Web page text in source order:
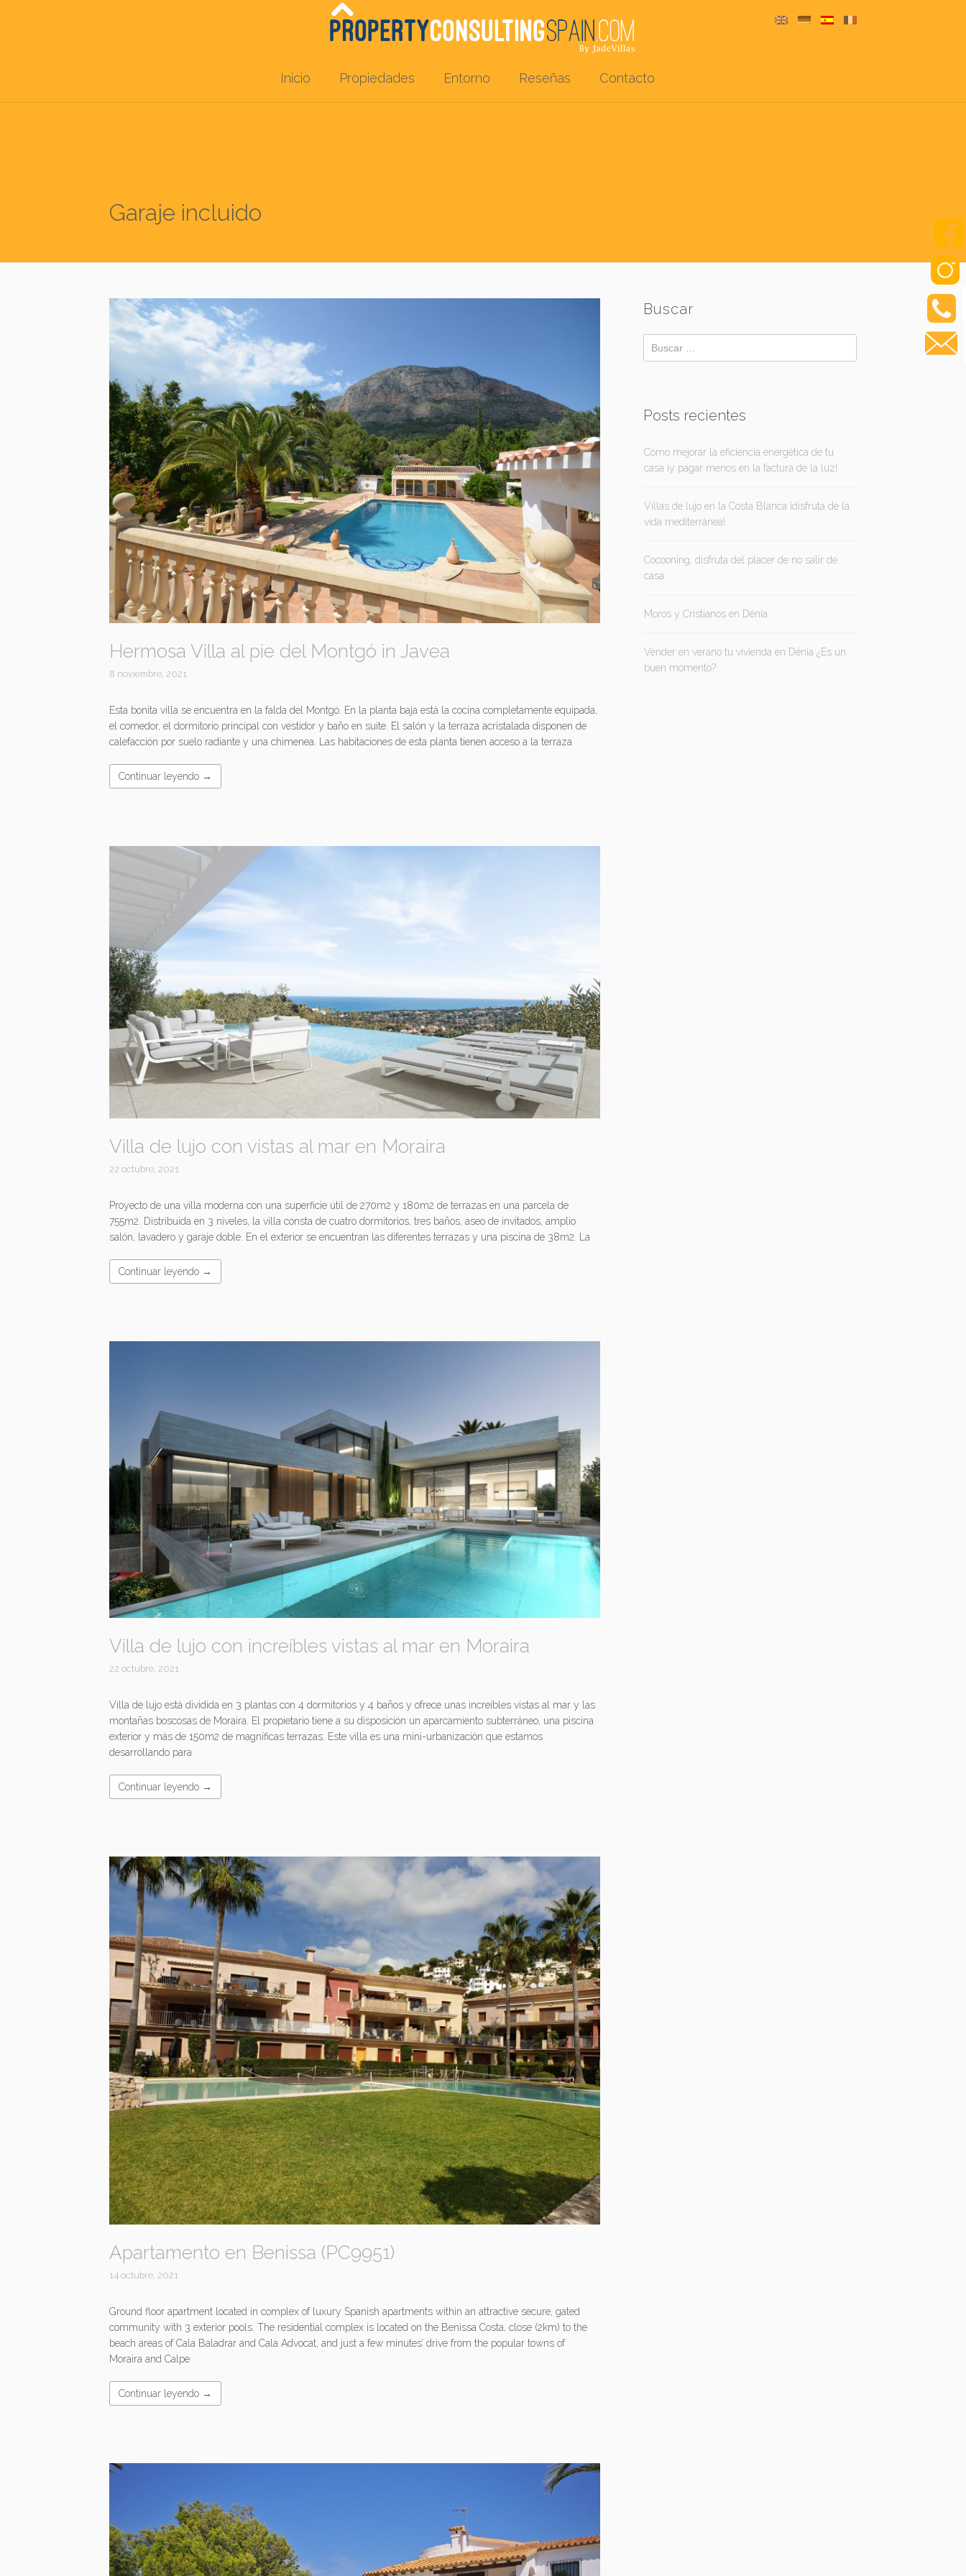
Inicio Propiedades Entorno Reseñas Contacto
Garaje incluido
Hermosa Villa al pie del Montgó in Javea
8 noviembre, 2021
Esta bonita villa se encuentra en la falda del Montgó. En la planta baja está la cocina completamente equipada,
el comedor, el dormitorio principal con vestidor y baño en suite. El salón y la terraza acristalada disponen de
calefacción por suelo radiante y una chimenea. Las habitaciones de esta planta tienen acceso a la terraza
Continuar leyendo →
Villa de lujo con vistas al mar en Moraira
22 octubre, 2021
Proyecto de una villa moderna con una superficie útil de 270m2 y 180m2 de terrazas en una parcela de
755m2. Distribuida en 3 niveles, la villa consta de cuatro dormitorios, tres baños, aseo de invitados, amplio
salón, lavadero y garaje doble. En el exterior se encuentran las diferentes terrazas y una piscina de 38m2. La
Continuar leyendo →
Villa de lujo con increíbles vistas al mar en Moraira
22 octubre, 2021
Villa de lujo está dividida en 3 plantas con 4 dormitorios y 4 baños y ofrece unas increíbles vistas al mar y las
montañas boscosas de Moraira. El propietario tiene a su disposición un aparcamiento subterráneo, una piscina
exterior y más de 150m2 de magníficas terrazas. Este villa es una mini-urbanización que estamos
desarrollando para
Continuar leyendo →
Apartamento en Benissa (PC9951)
14 octubre, 2021
Ground floor apartment located in complex of luxury Spanish apartments within an attractive secure, gated
community with 3 exterior pools. The residential complex is located on the Benissa Costa, close (2km) to the
beach areas of Cala Baladrar and Cala Advocat, and just a few minutes’ drive from the popular towns of
Moraira and Calpe
Continuar leyendo →
Buscar
Posts recientes
Cómo mejorar la eficiencia energética de tu
casa ¡y pagar menos en la factura de la luz!
Villas de lujo en la Costa Blanca ¡disfruta de la
vida mediterránea!
Cocooning, disfruta del placer de no salir de
casa
Moros y Cristianos en Dénia
Vender en verano tu vivienda en Dénia ¿Es un
buen momento?